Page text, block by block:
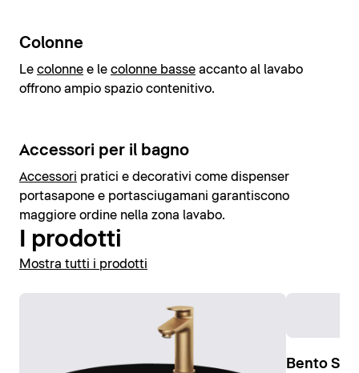
Colonne
Le colonne e le colonne basse accanto al lavabo
offrono ampio spazio contenitivo.
Accessori per il bagno
Accessori pratici e decorativi come dispenser
portasapone e portasciugamani garantiscono
maggiore ordine nella zona lavabo.
I prodotti
Mostra tutti i prodotti
Bento